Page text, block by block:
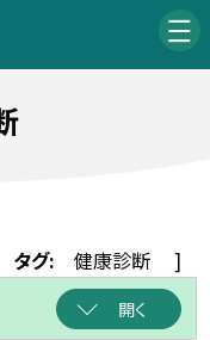
タグ: 健康診断 ]
開く